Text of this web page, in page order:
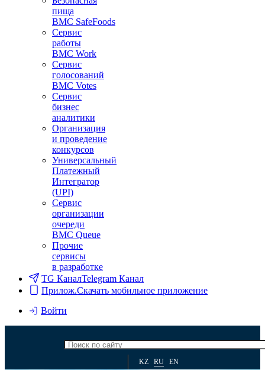
пища
BMC SafeFoods
Сервис
работы
BMC Work
Сервис
голосований
BMC Votes
Сервис
бизнес
аналитики
Организация
и проведение
конкурсов
Универсальный
Платежный
Интегратор
(UPI)
Сервис
организации
очереди
BMC Queue
Прочие
сервисы
в разработке
TG КаналTelegram Канал
Прилож.Скачать мобильное приложение
Войти
KZ RU EN